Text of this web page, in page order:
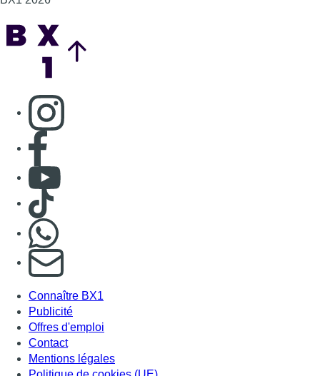
Consulter page Instagram
Consulter page Facebook
Consulter Youtube
Consulter TikTok
S'abonner à notre newsletter
Connaître BX1
Publicité
Offres d'emploi
Contact
Mentions légales